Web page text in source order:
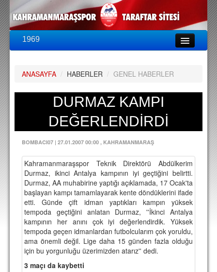
1969
PUAN DURUMU
FİKSTÜR
A TAKIM KADROSU
TEKNİK KADRO
TRANSFERLER
TARAFTAR
BİLETLER
DEPLASMAN
LİSANSLI ÜRÜNLER
MULTİMEDYA
ANASAYFA / HABERLER / GENEL HABERLER
DURMAZ KAMPI
DEĞERLENDİRDİ
BOMBACI07 | 27.01.2007 00:00 , KAHRAMANMARAŞ
Kahramanmaraşspor Teknik Direktörü Abdülkerim
Durmaz, ikinci Antalya kampının iyi geçtiğini belirtti.
Durmaz, AA muhabirine yaptığı açıklamada, 17 Ocak'ta
başlayan kampı tamamlayarak kente döndüklerini ifade
etti. Günde çift idman yaptıkları kampın yüksek
tempoda geçtiğini anlatan Durmaz, ''İkinci Antalya
kampının her anını çok iyi değerlendirdik. Yüksek
tempoda geçen idmanlardan futbolcularım çok yoruldu,
ama önemli değil. Lige daha 15 günden fazla olduğu
için bu yorgunluğu üzerimizden atarız'' dedi.
3 maçı da kaybetti